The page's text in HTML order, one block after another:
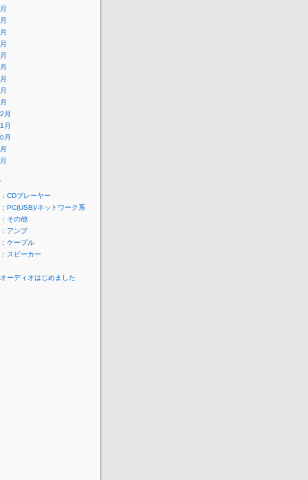
月
月
月
CDプレーヤー
PC(USB)/ネットワーク系
その他
アンプ
ケーブル
スピーカー
ーディオはじめました